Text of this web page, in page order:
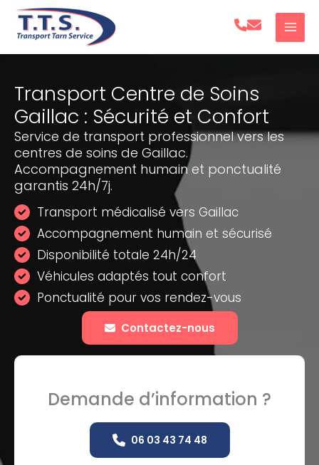
Aller
Transport Centre de Soins
Gaillac : Sécurité et Confort
Service de transport professionnel vers les
centres de soins de Gaillac.
Accompagnement humain et ponctualité
garantis 24h/7j.
Transport médicalisé vers Gaillac
Accompagnement humain et sécurisé
Disponibilité totale 24h/24
Véhicules adaptés tout confort
Ponctualité pour vos rendez-vous
Contactez-nous
Demande d’information ?
06 03 43 74 48